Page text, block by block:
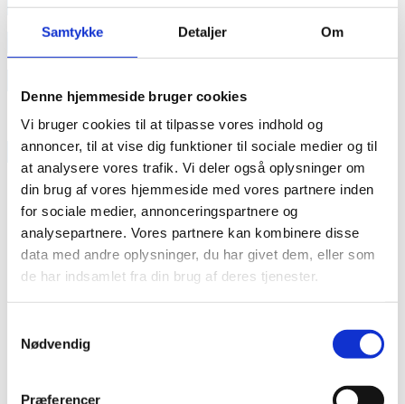
Samtykke Detaljer Om
Denne hjemmeside bruger cookies
Vi bruger cookies til at tilpasse vores indhold og
annoncer, til at vise dig funktioner til sociale medier og til
at analysere vores trafik. Vi deler også oplysninger om
din brug af vores hjemmeside med vores partnere inden
for sociale medier, annonceringspartnere og
analysepartnere. Vores partnere kan kombinere disse
data med andre oplysninger, du har givet dem, eller som
de har indsamlet fra din brug af deres tjenester.
Nødvendig
Præferencer
annonce
RAINBOW BUSINESS DENMARK